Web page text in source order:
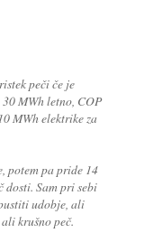
peči če je
MWh letno, COP
MWh elektrike za
potem pa pride 14
dosti. Sam pri sebi
udobje, ali
krušno peč.